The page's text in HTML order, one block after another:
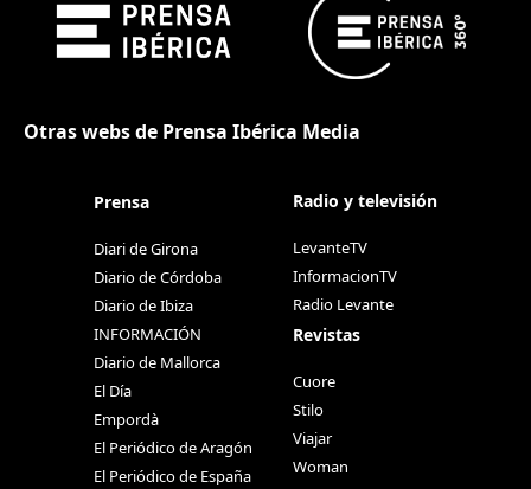
Otras webs de Prensa Ibérica Media
Prensa
Diari de Girona
Diario de Córdoba
Diario de Ibiza
INFORMACIÓN
Diario de Mallorca
El Día
Empordà
El Periódico de Aragón
El Periódico de España
Radio y televisión
LevanteTV
InformacionTV
Radio Levante
Revistas
Cuore
Stilo
Viajar
Woman